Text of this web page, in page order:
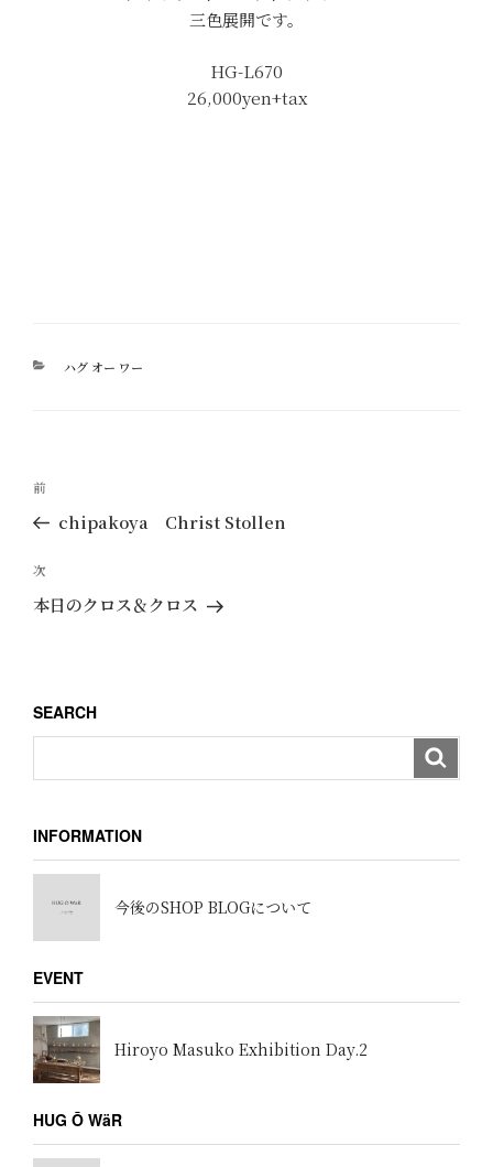
三色展開です。
HG-L670
26,000yen+tax
カ
ハグ オー ワー
投
ナ
ビ
ゲ
ン
過
去
投
稿
前
chipakoya Christ Stollen
次
の
次
本日のクロス＆クロス
SEARCH
INFORMATION
今後のSHOP BLOGについて
EVENT
Hiroyo Masuko Exhibition Day.2
HUG Ō WäR